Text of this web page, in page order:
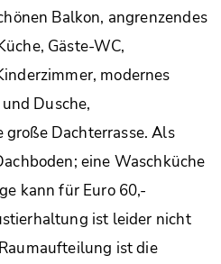
Balkon, angrenzendes
Gäste-WC,
modernes
Dusche,
Dachterrasse. Als
eine Waschküche
kann für Euro 60,-
ist leider nicht
ist die